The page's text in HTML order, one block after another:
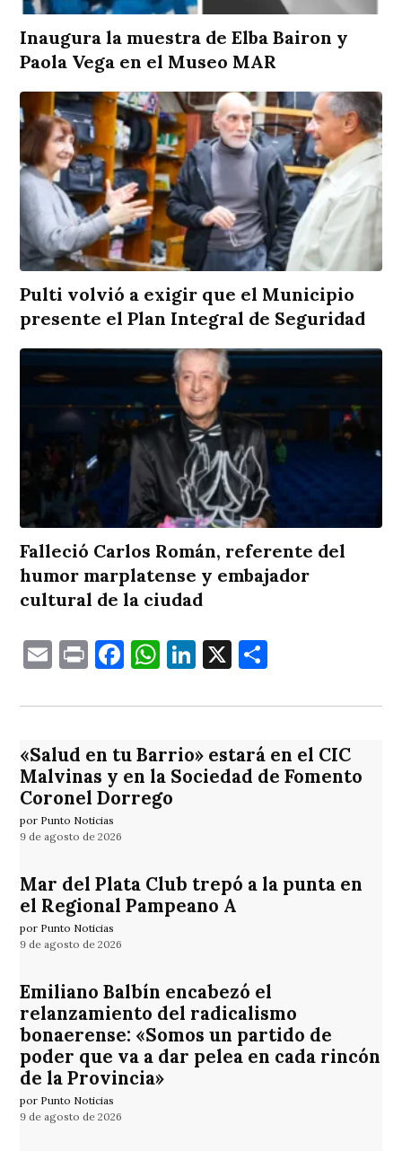
Inaugura la muestra de Elba Bairon y
Paola Vega en el Museo MAR
Pulti volvió a exigir que el Municipio
presente el Plan Integral de Seguridad
Falleció Carlos Román, referente del
humor marplatense y embajador
cultural de la ciudad
EmailPrintFacebook
WhatsApp
LinkedIn
X
«Salud en tu Barrio» estará en el CIC
Malvinas y en la Sociedad de Fomento
Coronel Dorrego
por Punto Noticias
9 de agosto de 2026
Mar del Plata Club trepó a la punta en
el Regional Pampeano A
por Punto Noticias
9 de agosto de 2026
Emiliano Balbín encabezó el
relanzamiento del radicalismo
bonaerense: «Somos un partido de
poder que va a dar pelea en cada rincón
de la Provincia»
por Punto Noticias
9 de agosto de 2026